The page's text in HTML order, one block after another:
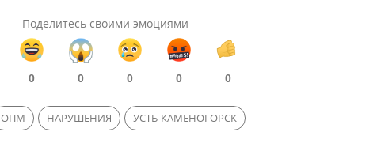
Поделитесь своими эмоциями
0 0 0 0 0
ОПМ НАРУШЕНИЯ УСТЬ-КАМЕНОГОРСК